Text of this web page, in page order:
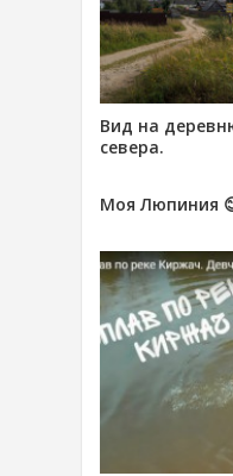
Вид на
севера.
Моя Люпиния